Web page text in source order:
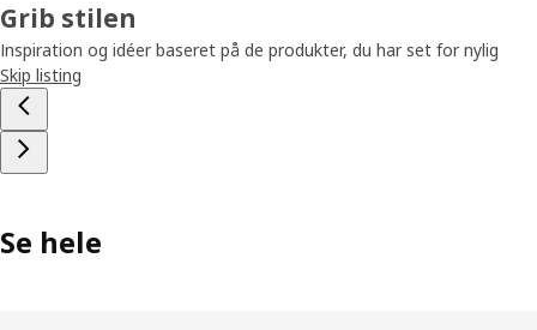
kaninens ører stimulerer både øjne og ører og vækker
barnets nysgerrighed. Og at række ud efter noget er en
vigtig del af at træne øje-hånd-koordinationen,” forklarer
Stina. Det er måske ikke alle detaljer, du bemærker ved
første øjekast, men der er en årsag til, at de er der.
og et venligt udtryk.”
Legetøj, der holder
Grib stilen
Inspiration og idéer baseret på de produkter, du har set for nylig
Skip listing
Se hele